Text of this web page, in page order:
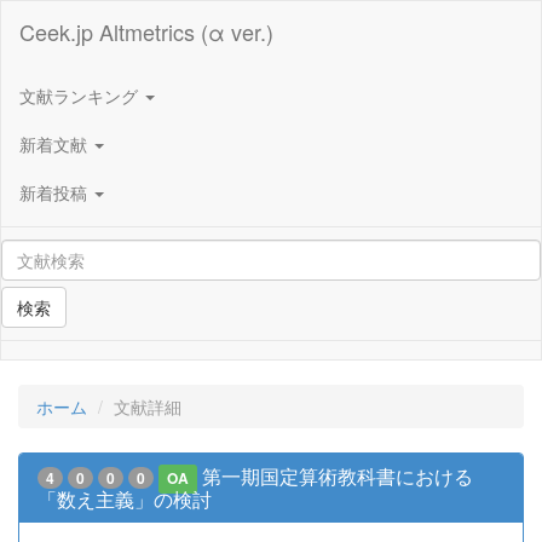
Ceek.jp Altmetrics (α ver.)
文献ランキング
新着文献
新着投稿
検索
ホーム 文献詳細
4 0 0 0 OA
第一期国定算術教科書における
「数え主義」の検討